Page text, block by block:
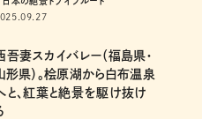
吾妻スカイバレー（福島県・
形県）。桧原湖から白布温泉
と、紅葉と絶景を駆け抜け